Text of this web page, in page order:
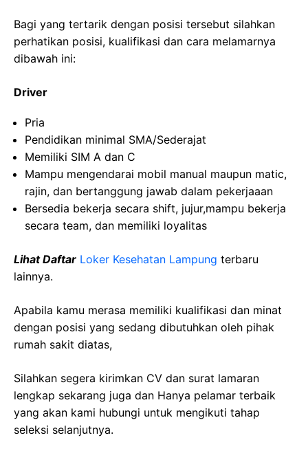
Bagi yang tertarik dengan posisi tersebut silahkan
perhatikan posisi, kualifikasi dan cara melamarnya
dibawah ini:
Driver
Pria
Pendidikan minimal SMA/Sederajat
Memiliki SIM A dan C
Mampu mengendarai mobil manual maupun matic,
rajin, dan bertanggung jawab dalam pekerjaaan
Bersedia bekerja secara shift, jujur,mampu bekerja
secara team, dan memiliki loyalitas
Lihat Daftar Loker Kesehatan Lampung terbaru
lainnya.
Apabila kamu merasa memiliki kualifikasi dan minat
dengan posisi yang sedang dibutuhkan oleh pihak
rumah sakit diatas,
Silahkan segera kirimkan CV dan surat lamaran
lengkap sekarang juga dan Hanya pelamar terbaik
yang akan kami hubungi untuk mengikuti tahap
seleksi selanjutnya.